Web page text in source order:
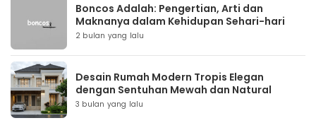
Boncos Adalah: Pengertian, Arti dan
Maknanya dalam Kehidupan Sehari-hari
2 bulan yang lalu
Desain Rumah Modern Tropis Elegan
dengan Sentuhan Mewah dan Natural
3 bulan yang lalu